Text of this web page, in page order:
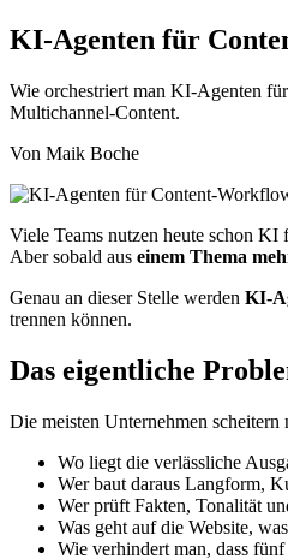
KI-Agenten für
Wie orchestriert man KI-Agenten
Multichannel-Content.
Von Maik Boche
Viele Teams nutzen heute schon
Aber sobald aus einem Thema
Genau an dieser Stelle werden KI-
trennen können.
Das eigentliche
Die meisten Unternehmen
Wo liegt die verlässliche
Wer baut daraus Langform,
Wer prüft Fakten, Tonalität
Was geht auf die Website,
Wie verhindert man, dass